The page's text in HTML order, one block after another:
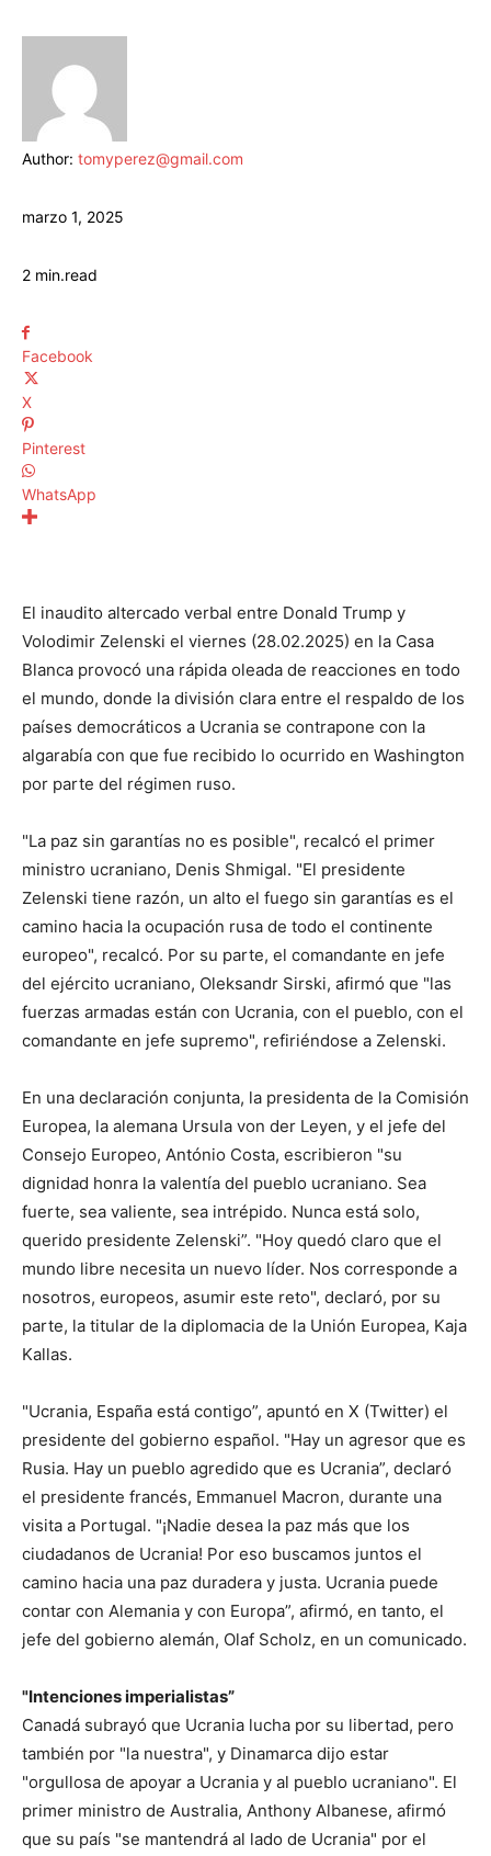
Author: tomyperez@gmail.com
marzo 1, 2025
2 min.read
Facebook
X
Pinterest
WhatsApp
El inaudito altercado verbal entre Donald Trump y
Volodimir Zelenski el viernes (28.02.2025) en la Casa
Blanca provocó una rápida oleada de reacciones en todo
el mundo, donde la división clara entre el respaldo de los
países democráticos a Ucrania se contrapone con la
algarabía con que fue recibido lo ocurrido en Washington
por parte del régimen ruso.
"La paz sin garantías no es posible", recalcó el primer
ministro ucraniano, Denis Shmigal. "El presidente
Zelenski tiene razón, un alto el fuego sin garantías es el
camino hacia la ocupación rusa de todo el continente
europeo", recalcó. Por su parte, el comandante en jefe
del ejército ucraniano, Oleksandr Sirski, afirmó que "las
fuerzas armadas están con Ucrania, con el pueblo, con el
comandante en jefe supremo", refiriéndose a Zelenski.
En una declaración conjunta, la presidenta de la Comisión
Europea, la alemana Ursula von der Leyen, y el jefe del
Consejo Europeo, António Costa, escribieron "su
dignidad honra la valentía del pueblo ucraniano. Sea
fuerte, sea valiente, sea intrépido. Nunca está solo,
querido presidente Zelenski”. "Hoy quedó claro que el
mundo libre necesita un nuevo líder. Nos corresponde a
nosotros, europeos, asumir este reto", declaró, por su
parte, la titular de la diplomacia de la Unión Europea, Kaja
Kallas.
"Ucrania, España está contigo”, apuntó en X (Twitter) el
presidente del gobierno español. "Hay un agresor que es
Rusia. Hay un pueblo agredido que es Ucrania”, declaró
el presidente francés, Emmanuel Macron, durante una
visita a Portugal. "¡Nadie desea la paz más que los
ciudadanos de Ucrania! Por eso buscamos juntos el
camino hacia una paz duradera y justa. Ucrania puede
contar con Alemania y con Europa”, afirmó, en tanto, el
jefe del gobierno alemán, Olaf Scholz, en un comunicado.
"Intenciones imperialistas”
Canadá subrayó que Ucrania lucha por su libertad, pero
también por "la nuestra", y Dinamarca dijo estar
"orgullosa de apoyar a Ucrania y al pueblo ucraniano". El
primer ministro de Australia, Anthony Albanese, afirmó
que su país "se mantendrá al lado de Ucrania" por el